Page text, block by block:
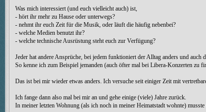
Was mich interessiert (und euch vielleicht auch) ist,
- hört ihr mehr zu Hause oder unterwegs?
- nehmt ihr euch Zeit für die Musik, oder läuft die häufig nebenbei?
- welche Medien benutzt ihr?
- welche technische Ausrüstung steht euch zur Verfügung?
Jeder hat andere Ansprüche, bei jedem funktioniert der Alltag anders und
So kenne ich zum Beispiel jemanden (auch öfter mal bei Libera-Konzerten
Das ist bei mir wieder etwas anders. Ich versuche seit einiger Zeit mit
Ich fange dann also mal bei mir an und gehe einige (viele) Jahre zurück.
In meiner letzten Wohnung (als ich noch in meiner Heimatstadt wohnte)